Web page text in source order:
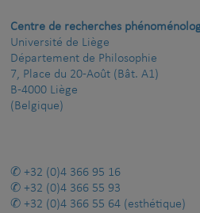
Centre de recherches
Université de Liège
Département de Philosophie
7, Place du 20-Août (Bât. A1)
B-4000 Liège
(Belgique)
+32 (0)4 366 95 16
+32 (0)4 366 55 93
+32 (0)4 366 55 64 (esthétique)